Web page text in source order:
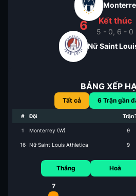
6 Kết thúc
5 - 0, 6 - 0
Nữ Saint
BẢNG XẾP
Tất cả 6 Trận gần
# Đội Trận
1 Monterrey (W) 9
16 Nữ Saint Louis Athletica 9
Thắng
7
Hoà